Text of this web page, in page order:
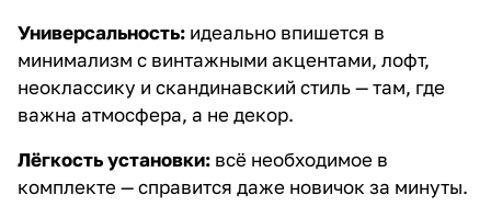
Универсальность: идеально впишется в
минимализм с винтажными акцентами, лофт,
неоклассику и скандинавский стиль — там, где
важна атмосфера, а не декор.
Лёгкость установки: всё необходимое в
комплекте — справится даже новичок за минуты.